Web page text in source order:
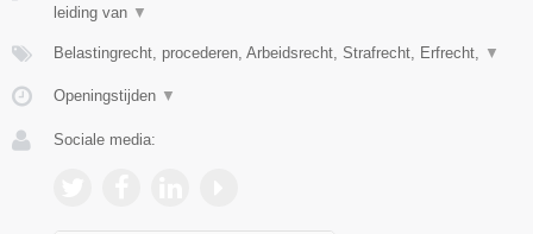
leiding van ▼
Belastingrecht, procederen, Arbeidsrecht, Strafrecht, Erfrecht, ▼
Openingstijden ▼
Sociale media: